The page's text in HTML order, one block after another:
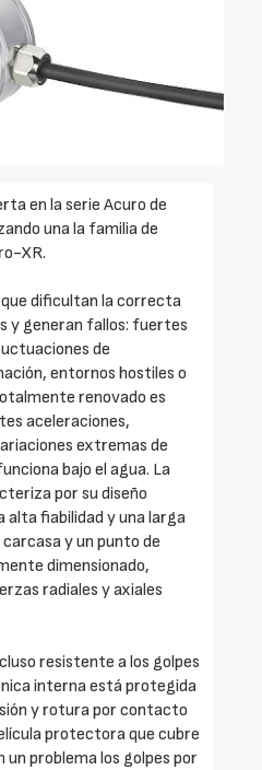
en la serie Acuro de
una la familia de
XR.
dificultan la correcta
y generan fallos: fuertes
de
entornos hostiles o
renovado es
aceleraciones,
extremas de
bajo el agua. La
por su diseño
fiabilidad y una larga
y un punto de
dimensionado,
radiales y axiales
resistente a los golpes
interna está protegida
y rotura por contacto
protectora que cubre
problema los golpes por